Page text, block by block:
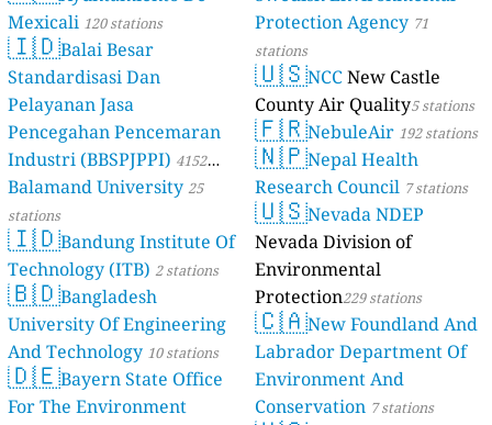
Mexicali 120 stations
🇮🇩Balai Besar
Standardisasi Dan
Pelayanan Jasa
Pencegahan Pencemaran
Industri (BBSPJPPI) 4152
stations
Balamand University25
stations
🇮🇩Bandung Institute Of
Technology (ITB) 2 stations
🇧🇩Bangladesh
University Of Engineering
And Technology 10 stations
🇩🇪Bayern State Office
For The Environment
Protection Agency 71
stations
🇺🇸NCCNew Castle
County Air Quality5 stations
🇫🇷NebuleAir 192 stations
🇳🇵Nepal Health
Research Council 7 stations
🇺🇸Nevada NDEP
Nevada Division of
Environmental
Protection229 stations
🇨🇦New Foundland And
Labrador Department Of
Environment And
Conservation 7 stations